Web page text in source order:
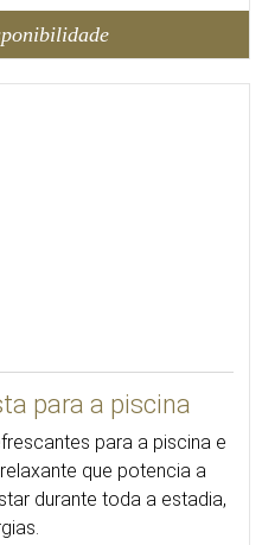
para a piscina
para a piscina e
que potencia a
durante toda a estadia,